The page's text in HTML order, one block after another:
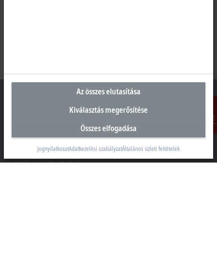
Kontakt
Magyarországi központ
1097 Budapest
Táblás utca 36–38. G. ép.
Az összes elutasítása
Kiválasztás megerősítése
Összes elfogadása
JognyilatkozatAdatkezelési szabályzatÁltalános üzleti feltételek